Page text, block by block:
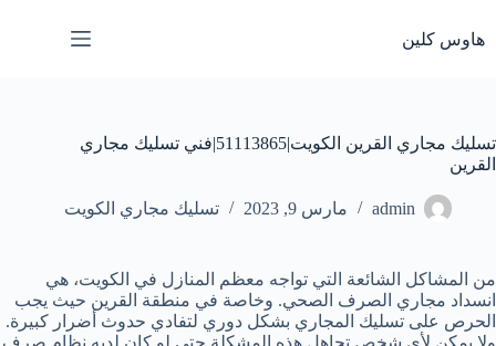
إلى
المحتوى
هاوس كلين
تسليك مجاري القرين الكويت|51113865|فني تسليك مجاري
القرين
admin مارس 9, 2023 تسليك مجاري الكويت
من المشاكل الشائعة التي تواجه معظم المنازل في الكويت، هي
انسداد مجاري الصرف الصحي. وخاصة في منطقة القرين حيث يجب
الحرص على تسليك المجاري بشكل دوري لتفادي حدوث أضرار كبيرة.
ولا يمكن لأي شخص تجاهل هذه المشكلة حتى لو كان لديه نظام صرف